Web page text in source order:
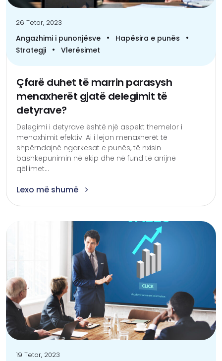
26 Tetor, 2023
Angazhimi i punonjësve • Hapësira e punës •
Strategji • Vlerësimet
Çfarë duhet të marrin parasysh
menaxherët gjatë delegimit të
detyrave?
Delegimi i detyrave është një aspekt themelor i
menaxhimit efektiv. Ai i lejon menaxherët të
shpërndajnë ngarkesat e punës, të nxisin
bashkëpunimin në ekip dhe në fund të arrijnë
qëllimet...
Lexo më shumë
19 Tetor, 2023